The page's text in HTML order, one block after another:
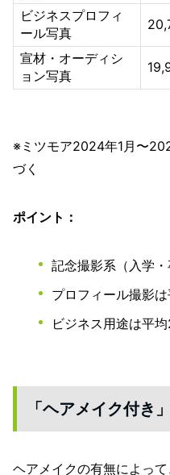
ビジネスプロフィ
ール写真
宣材・オーディシ
ョン写真
※ミツモア2024年1月〜
づく
ポイント：
記念撮影系（入学
プロフィール撮影
ビジネス用途は平
「ヘアメイク付き
ヘアメイクの有無によっ